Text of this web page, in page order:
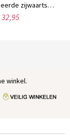
Gepersonaliseerde zijwaartse initialenketting, Moederdagcadeaus, voor moeder, voor haar
32,95
winkel.